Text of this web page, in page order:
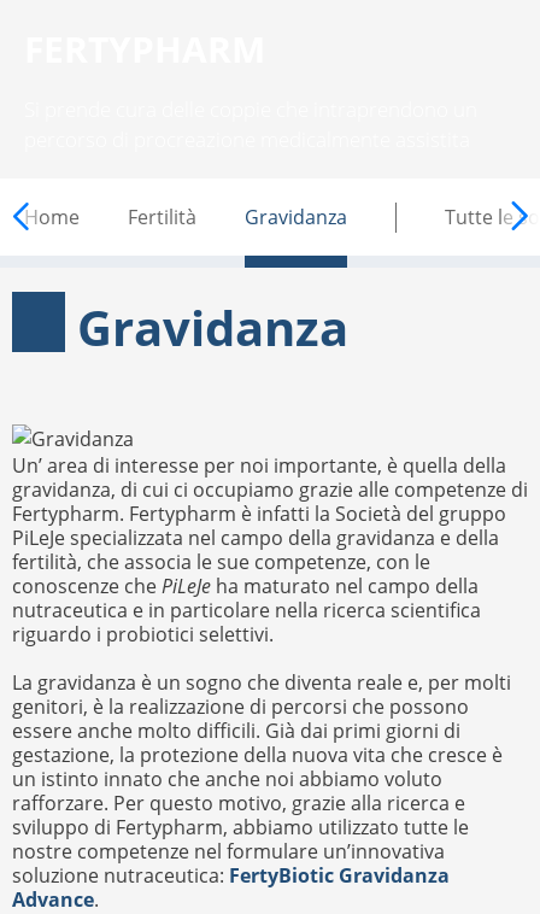
FERTYPHARM
Home Fertilità Gravidanza Tutte le
Gravidanza
Un’ area di interesse per noi importante, è quella della
gravidanza, di cui ci occupiamo grazie alle competenze di
Fertypharm. Fertypharm è infatti la Società del gruppo
PiLeJe specializzata nel campo della gravidanza e della
fertilità, che associa le sue competenze, con le
conoscenze chePiLeJe ha maturato nel campo della
nutraceutica e in particolare nella ricerca scientifica
riguardo i probiotici selettivi.
La gravidanza è un sogno che diventa reale e, per molti
genitori, è la realizzazione di percorsi che possono
essere anche molto difficili. Già dai primi giorni di
gestazione, la protezione della nuova vita che cresce è
un istinto innato che anche noi abbiamo voluto
rafforzare. Per questo motivo, grazie alla ricerca e
sviluppo di Fertypharm, abbiamo utilizzato tutte le
nostre competenze nel formulare un’innovativa
soluzione nutraceutica: FertyBiotic Gravidanza
Advance.